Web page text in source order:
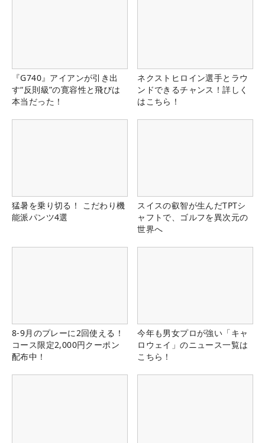
『G740』アイアンが引き出
す“反則級”の寛容性と飛びは
本当だった！
ネクストヒロイン選手とラウ
ンドできるチャンス！詳しく
はこちら！
猛暑を乗り切る！ こだわり機
能派パンツ4選
スイスの叡智が生んだTPTシ
ャフトで、ゴルフを異次元の
世界へ
8-9月のプレーに2回使える！
コース限定2,000円クーポン
配布中！
今年も男女プロが強い「キャ
ロウェイ」のニュース一覧は
こちら！